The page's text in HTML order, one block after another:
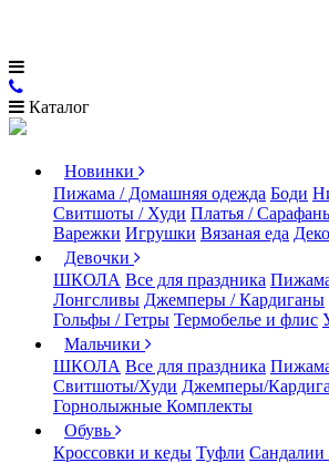
Каталог
Новинки
Пижама / Домашняя одежда Боди
Свитшоты / Худи Платья /
Варежки Игрушки Вязаная еда
Девочки
ШКОЛА Все для праздника
Лонгсливы Джемперы / Кардиганы
Гольфы / Гетры Термобелье и флис
Мальчики
ШКОЛА Все для праздника
Свитшоты/Худи Джемперы/
Горнолыжные Комплекты
Обувь
Кроссовки и кеды Туфли Сандалии